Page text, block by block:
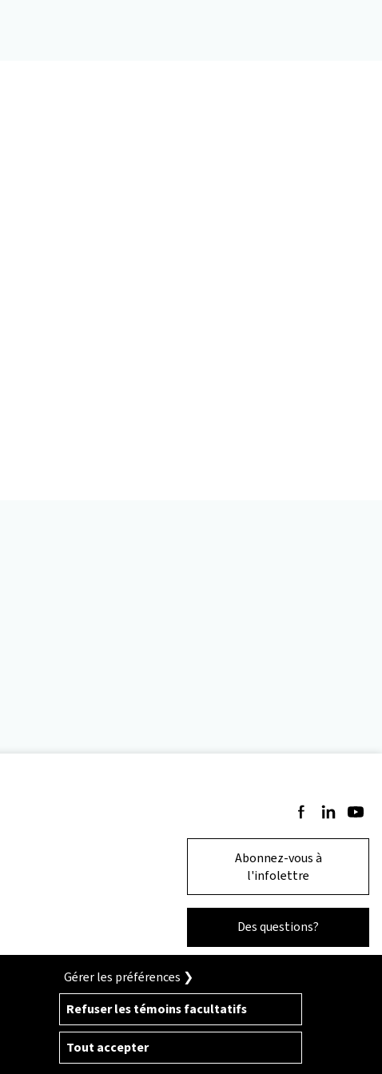
Suivez-nous sur
Suivez-
Abonnez-vous à
l'infolettre
Des questions?
Gérer les préférences ❯
Refuser les témoins facultatifs
Tout accepter